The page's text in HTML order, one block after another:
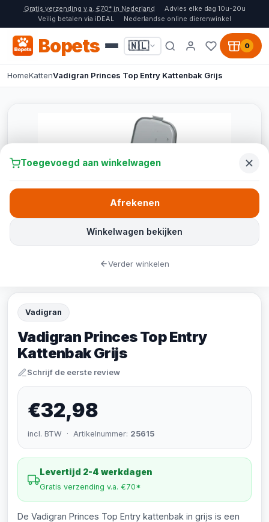
Gratis verzending v.a. €70* in Nederland
Advies elke dag 10u-20u
Veilig betalen via iDEAL
Nederlandse online dierenwinkel
Bopets 🇳🇱 0
HomeKattenVadigran Princes Top Entry Kattenbak Grijs
Vadigran
Vadigran Princes Top Entry
Kattenbak Grijs
Schrijf de eerste review
€32,98
incl. BTW · Artikelnummer: 25615
Levertijd 2-4 werkdagen
Gratis verzending v.a. €70*
De Vadigran Princes Top Entry kattenbak in grijs is een
Toegevoegd aan winkelwagen
Winkelwagen bekijken
Afrekenen
Verder winkelen